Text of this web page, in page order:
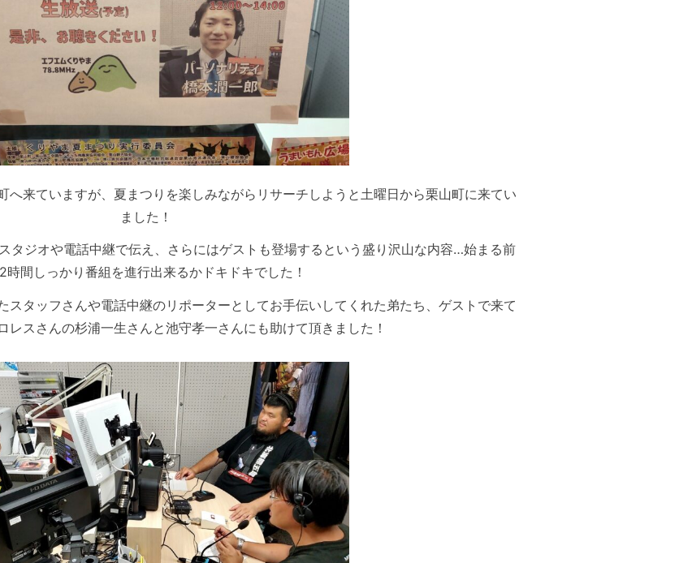
へ来ていますが、夏まつりを楽しみながらリサーチしようと土曜日から栗山町に来てい
ました！
タジオや電話中継で伝え、さらにはゲストも登場するという盛り沢山な内容…始まる前
時間しっかり番組を進行出来るかドキドキでした！
スタッフさんや電話中継のリポーターとしてお手伝いしてくれた弟たち、ゲストで来て
レスさんの杉浦一生さんと池守孝一さんにも助けて頂きました！